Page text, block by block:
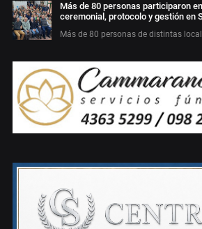
Más de 80 personas participaron
ceremonial, protocolo y gestión en
Más de 80 personas de distintas